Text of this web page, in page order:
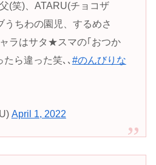
(笑)、ATARU(チョコザ
うちわの園児、するめさ
ラはサタ★スマの｢おつか
ら違った笑､､ #のんびりな
April 1, 2022